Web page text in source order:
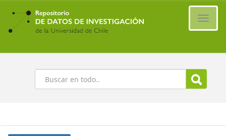
Ir
contenido
principal
Buscar